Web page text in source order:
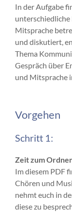
In der Aufgabe
Mitsprache
und diskutiert,
Thema
Gespräch über
und Mitsprache
Vorgehen
Schritt 1:
Zeit zum
Im diesem PDF
Chören und
nehmt euch in
diese zu